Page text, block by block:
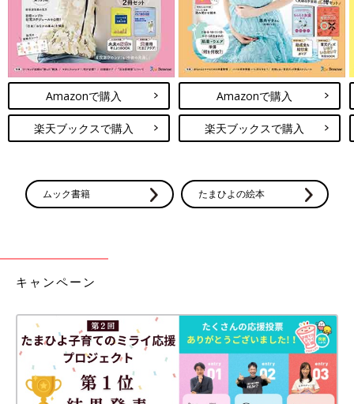
Amazonで購入
楽天ブックスで購入
Amazonで購入
楽天ブックスで購入
ムック書籍 たまひよの絵本
キャンペーン